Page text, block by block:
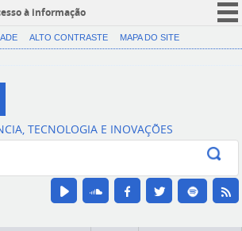
à informação
CORONAVÍRUS (COVID-19)
Canais
ALTO CONTRASTE MAPA DO SITE
TECNOLOGIA E INOVAÇÕES